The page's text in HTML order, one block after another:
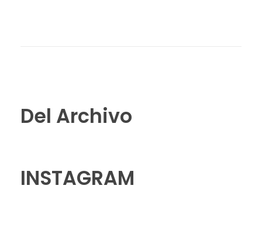
Del Archivo
INSTAGRAM